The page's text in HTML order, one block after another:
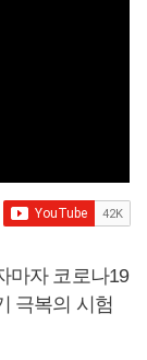
마자 코로나19
극복의 시험